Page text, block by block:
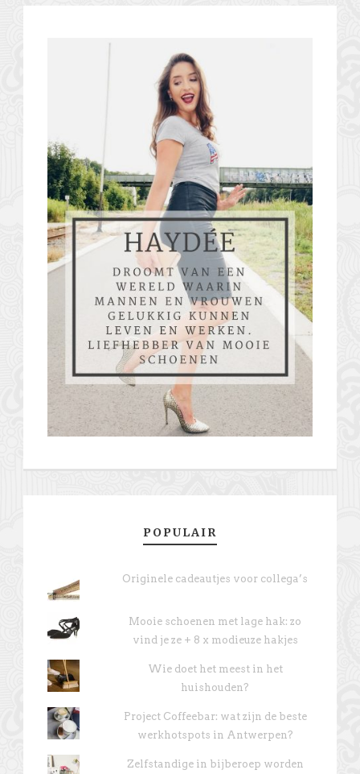
POPULAIR
Originele cadeautjes voor collega’s
Mooie schoenen met lage hak: zo
vind je ze + 8 x modieuze hakjes
Wie doet het meest in het
huishouden?
Project Coffeebar: wat zijn de beste
werkhotspots in Antwerpen?
Zelfstandige in bijberoep worden